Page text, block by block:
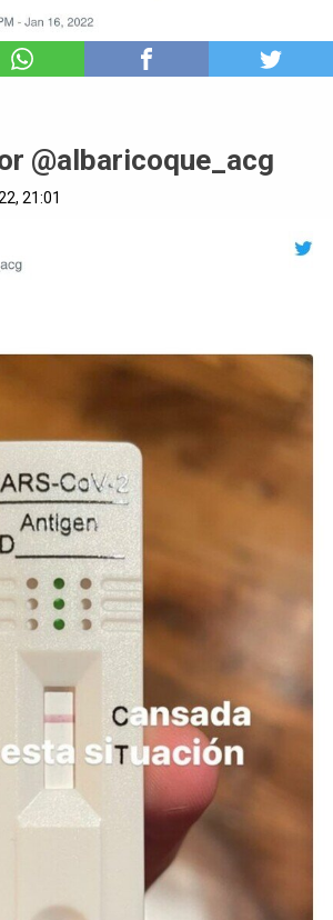
@albaricoque_acg
21:01